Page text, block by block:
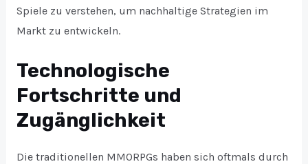
Spiele zu verstehen, um nachhaltige Strategien im
Markt zu entwickeln.
Technologische
Fortschritte und
Zugänglichkeit
Die traditionellen MMORPGs haben sich oftmals durch